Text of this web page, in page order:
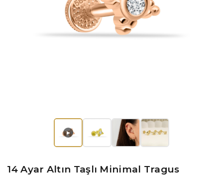
▶
14 Ayar Altın Taşlı Minimal Tragus